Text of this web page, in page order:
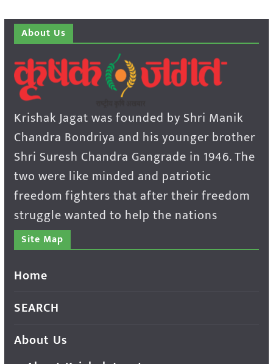
About Us
Krishak Jagat was founded by Shri Manik
Chandra Bondriya and his younger brother
Shri Suresh Chandra Gangrade in 1946. The
two were like minded and patriotic
freedom fighters that after their freedom
struggle wanted to help the nations
Site Map
Home
SEARCH
About Us